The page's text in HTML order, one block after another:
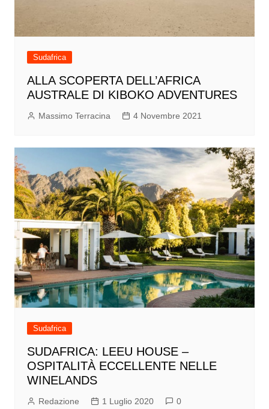
Sudafrica
ALLA SCOPERTA DELL’AFRICA
AUSTRALE DI KIBOKO ADVENTURES
Massimo Terracina 4 Novembre 2021
Sudafrica
SUDAFRICA: LEEU HOUSE –
OSPITALITÀ ECCELLENTE NELLE
WINELANDS
Redazione 1 Luglio 2020 0